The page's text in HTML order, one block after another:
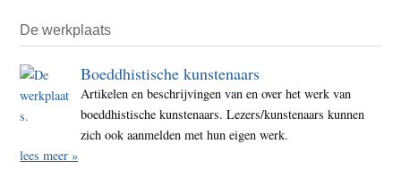
De werkplaats
Boeddhistische kunstenaars
Artikelen en beschrijvingen van en over het werk van
boeddhistische kunstenaars. Lezers/kunstenaars kunnen
zich ook aanmelden met hun eigen werk.
lees meer »